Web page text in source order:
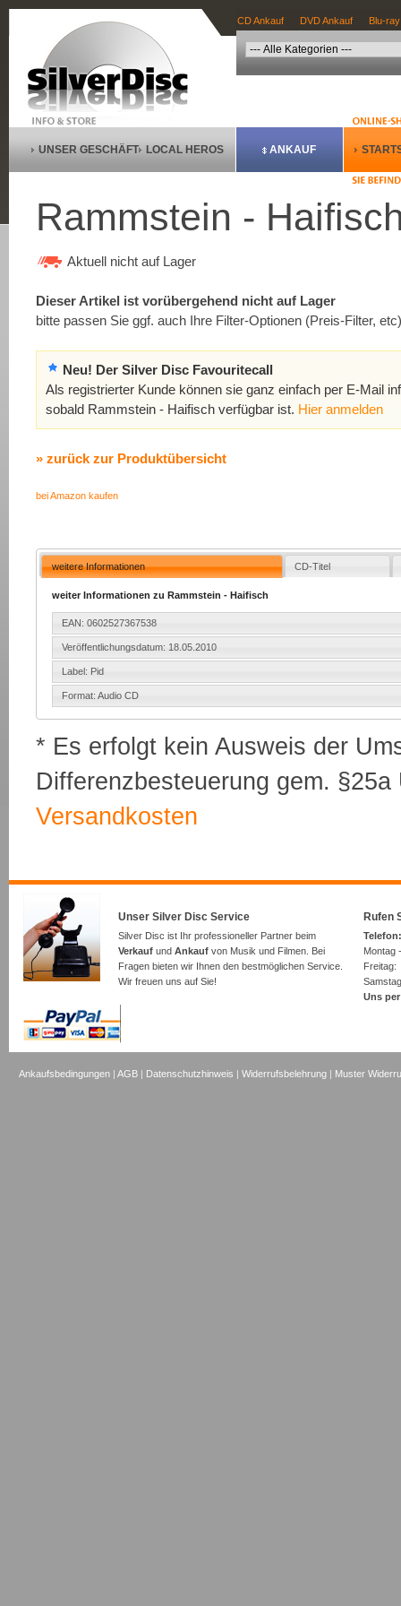
CD Ankauf DVD Ankauf Blu-
UNSER GESCHÄFT LOCAL HEROS ANKAUF
Rammstein -
Aktuell nicht auf Lager
Dieser Artikel ist vorübergehend nicht auf Lager
bitte passen Sie ggf. auch Ihre Filter-Optionen (Preis-Filter,
Neu! Der Silver Disc Favouritecall
Als registrierter Kunde können sie ganz einfach per E-Mail
sobald Rammstein - Haifisch verfügbar ist. Hier anmelden
» zurück zur Produktübersicht
bei Amazon kaufen
weitere Informationen CD-Titel
weiter Informationen zu Rammstein - Haifisch
EAN: 0602527367538
Veröffentlichungsdatum: 18.05.2010
Label: Pid
Format: Audio CD
* Es erfolgt kein Ausweis der
Differenzbesteuerung gem.
Versandkosten
Unser Silver Disc Service
Silver Disc ist Ihr professioneller Partner beim
Verkauf und Ankauf von Musik und Filmen. Bei
Fragen bieten wir Ihnen den bestmöglichen Service.
Wir freuen uns auf Sie!
Rufen
Montag
Uns
Ankaufsbedingungen |AGB | Datenschutzhinweis |Widerrufsbelehrung | Muster